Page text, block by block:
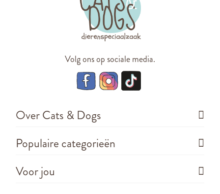
Volg ons op sociale media.
Over Cats & Dogs
Populaire categorieën
Voor jou